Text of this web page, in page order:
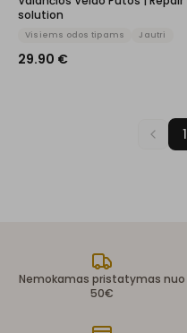
solution
Visiems odos tipams Jautri
29.90 €
1
Nemokamas pristatymas nuo
50€